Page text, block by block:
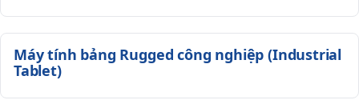
Máy tính bảng Rugged công nghiệp (Industrial
Tablet)